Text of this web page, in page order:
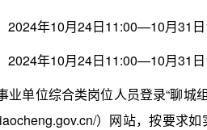
年10月24日11:00—10月31日
年10月24日11:00—10月31日
单位综合类岗位人员登录“聊城
）网站，按要求